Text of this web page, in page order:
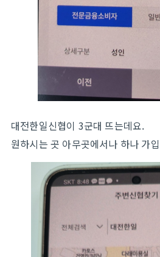
대전한일신협이 3군대 뜨는데요.
원하시는 곳 아무곳에서나 하나 가